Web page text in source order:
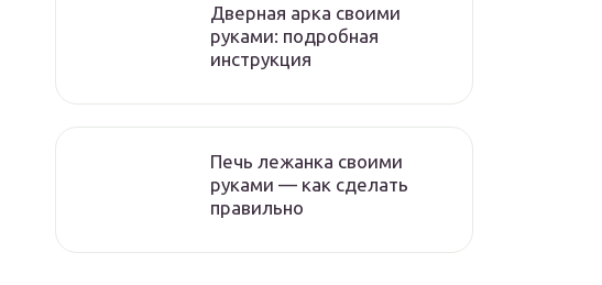
Дверная арка своими
руками: подробная
инструкция
Печь лежанка своими
руками — как сделать
правильно